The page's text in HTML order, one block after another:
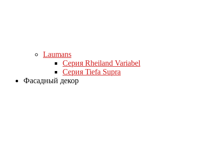
Laumans
Серия Rheiland Variabel
Серия Tiefa Supra
Фасадный декор